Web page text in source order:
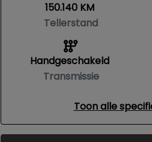
150.140 KM
Tellerstand
Handgeschakeld
Transmissie
Toon alle